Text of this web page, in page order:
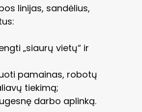
linijas, sandėlius,
„siaurų vietų“ ir
pamainas, robotų
tiekimą;
darbo aplinką.